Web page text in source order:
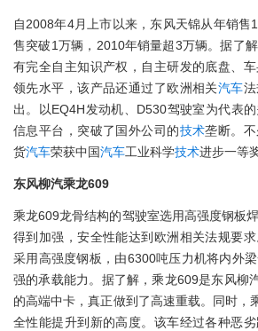
自2008年4月上市以来，东风天锦从年销售
售突破1万辆，2010年销量超3万辆。据了
有完全自主知识产权，自主研发的底盘、
领先水平，该产品还通过了欧洲相关汽车
出。以EQ4H发动机、D530驾驶室为代表
信息平台，突破了国外公司的技术垄断。
货汽车荣获中国汽车工业科学技术进步一等奖
东风柳汽乘龙609
乘龙609龙骨结构的驾驶室选用高强度钢板
得到加强，安全性能达到欧洲相关法规要
采用高强度钢板，由6300吨压力机将内外
强的承载能力。据了解，乘龙609是东风柳
的高端中卡，真正做到了高速重载。同时，
全性能提升到新的高度。该车经过各种恶